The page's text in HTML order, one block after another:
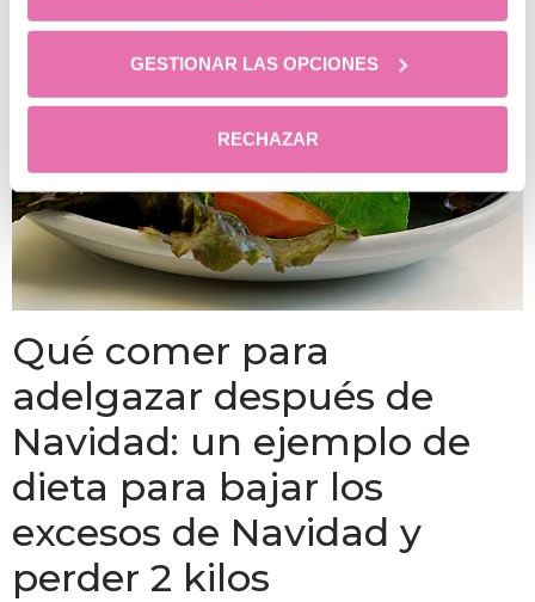
GESTIONAR LAS OPCIONES
RECHAZAR
Qué comer para
adelgazar después de
Navidad: un ejemplo de
dieta para bajar los
excesos de Navidad y
perder 2 kilos